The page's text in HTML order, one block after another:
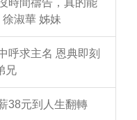
時間禱告，真的能
淑華 姊妹
呼求主名 恩典即刻
兄
38元到人生翻轉